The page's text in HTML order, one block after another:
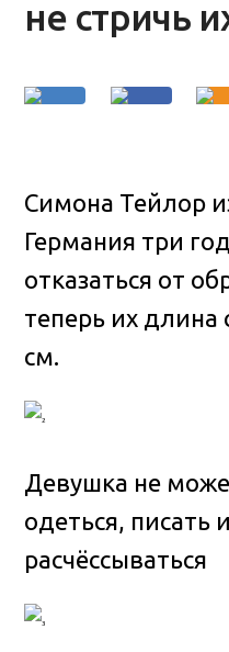
не стричь
Симона Тейлор
Германия три
отказаться от
теперь их длина
см.
Девушка не
одеться, писать
расчёссываться